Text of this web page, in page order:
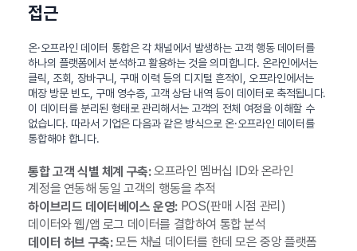
접근
온·오프라인 데이터 통합은 각 채널에서 발생하는 고객 행동 데이터를
하나의 플랫폼에서 분석하고 활용하는 것을 의미합니다. 온라인에서는
클릭, 조회, 장바구니, 구매 이력 등의 디지털 흔적이, 오프라인에서는
매장 방문 빈도, 구매 영수증, 고객 상담 내역 등이 데이터로 축적됩니다.
이 데이터를 분리된 형태로 관리해서는 고객의 전체 여정을 이해할 수
없습니다. 따라서 기업은 다음과 같은 방식으로 온·오프라인 데이터를
통합해야 합니다.
통합 고객 식별 체계 구축:오프라인 멤버십 ID와 온라인
계정을 연동해 동일 고객의 행동을 추적
하이브리드 데이터베이스 운영:POS(판매 시점 관리)
데이터와 웹/앱 로그 데이터를 결합하여 통합 분석
데이터 허브 구축:모든 채널 데이터를 한데 모은 중앙 플랫폼